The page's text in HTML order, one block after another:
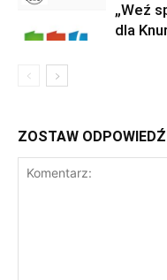
„Weź
dla
ZOSTAW ODPOWIEDŹ